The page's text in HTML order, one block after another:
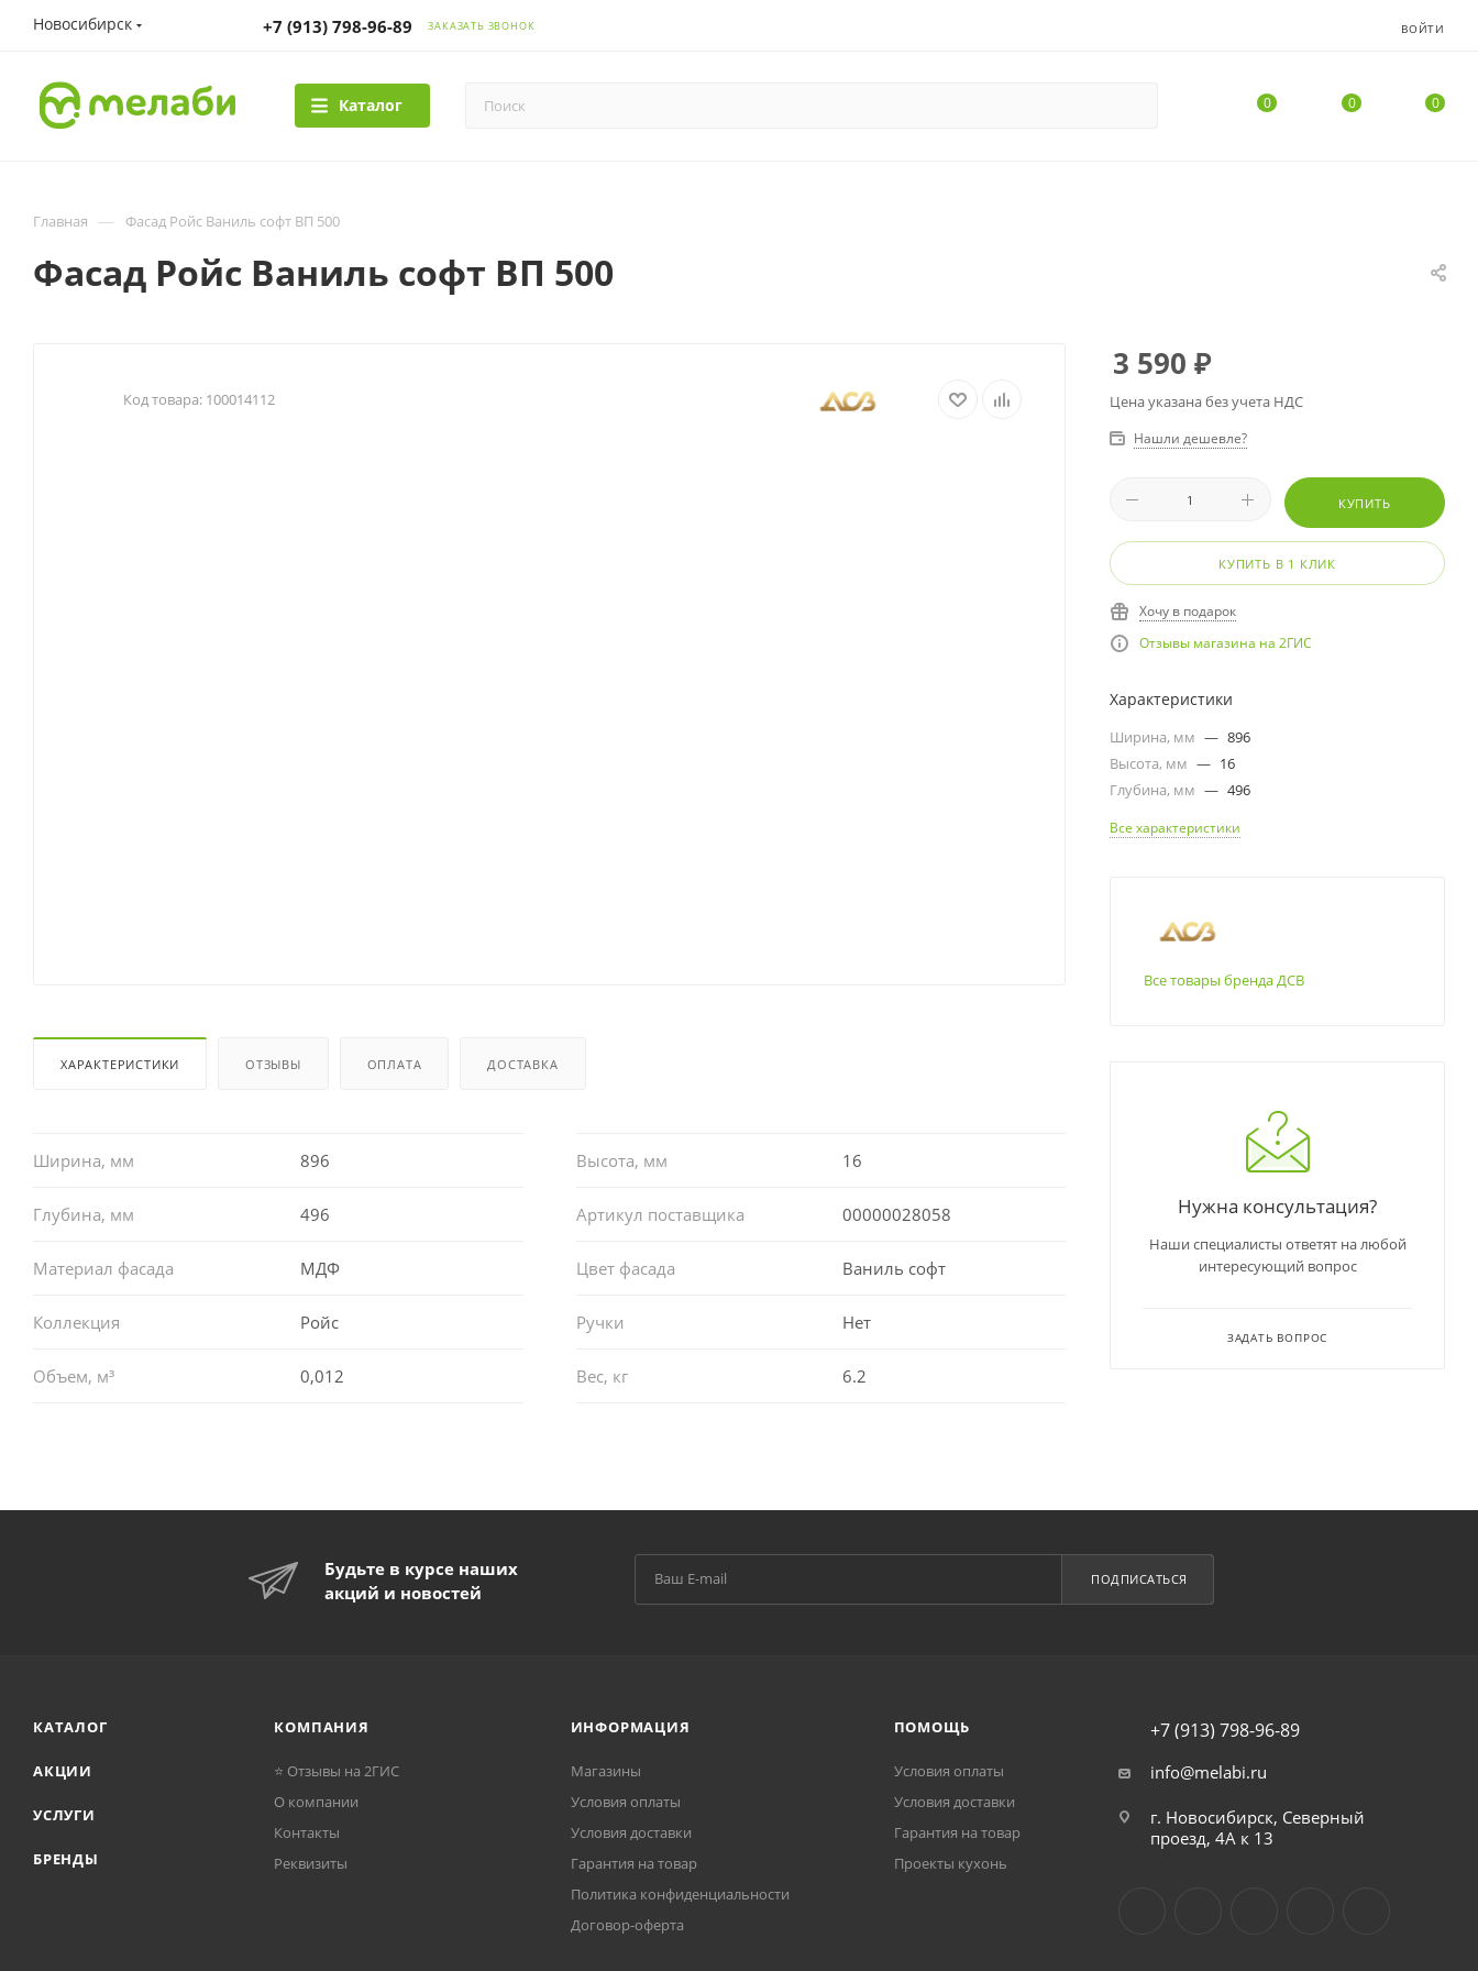
Новосибирск +7 (913) 798-96-89 ЗАКАЗАТЬ ЗВОНОК ВОЙТИ
Каталог 0 0 0
Главная — Фасад Ройс Ваниль софт ВП 500
Фасад Ройс Ваниль софт ВП 500
Код товара: 100014112
ХАРАКТЕРИСТИКИ ОТЗЫВЫ ОПЛАТА ДОСТАВКА
Ширина, мм 896 Высота, мм 16
Глубина, мм 496 Артикул поставщика 00000028058
Материал фасада МДФ Цвет фасада Ваниль софт
Коллекция Ройс Ручки Нет
Объем, м³ 0,012 Вес, кг 6.2
3 590 ₽
Цена указана без учета НДС
Нашли дешевле?
КУПИТЬ
КУПИТЬ В 1 КЛИК
Хочу в подарок
Отзывы магазина на 2ГИС
Характеристики
Ширина, мм — 896
Высота, мм — 16
Глубина, мм — 496
Все характеристики
Все товары бренда ДСВ
Нужна консультация?
Наши специалисты ответят на любой
интересующий вопрос
ЗАДАТЬ ВОПРОС
Будьте в курсе наших
акций и новостей
ПОДПИСАТЬСЯ
КАТАЛОГ
АКЦИИ
УСЛУГИ
БРЕНДЫ
КОМПАНИЯ
⭐ Отзывы на 2ГИС
О компании
Контакты
Реквизиты
ИНФОРМАЦИЯ
Магазины
Условия оплаты
Условия доставки
Гарантия на товар
Политика конфиденциальности
Договор-оферта
ПОМОЩЬ
Условия оплаты
Условия доставки
Гарантия на товар
Проекты кухонь
+7 (913) 798-96-89
info@melabi.ru
г. Новосибирск, Северный
проезд, 4А к 13